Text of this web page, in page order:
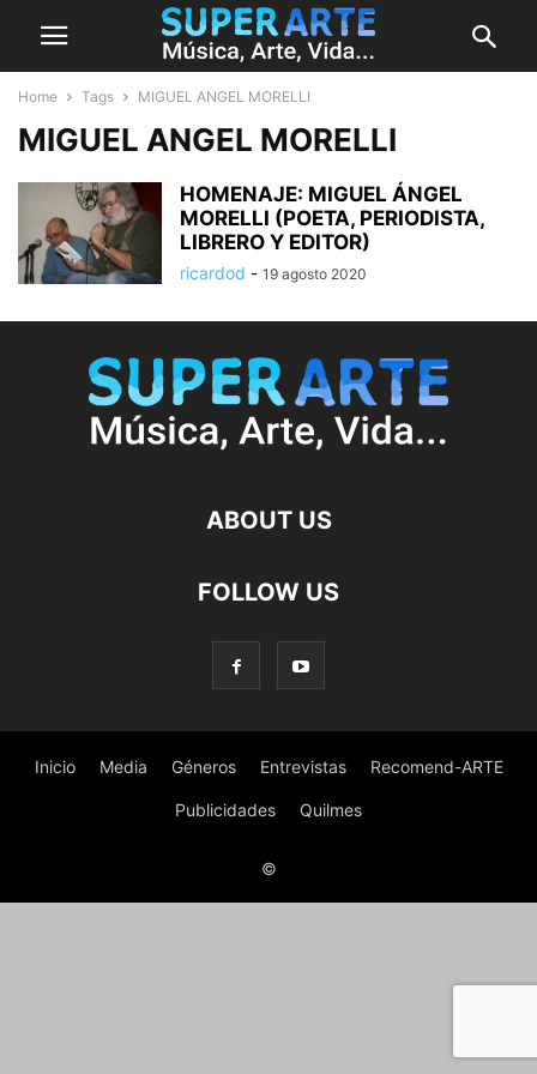
Home Tags MIGUEL ANGEL MORELLI
MIGUEL ANGEL MORELLI
HOMENAJE: MIGUEL ÁNGEL
MORELLI (POETA, PERIODISTA,
ricardod - 19 agosto 2020
ABOUT US
FOLLOW US
Inicio Media Géneros Entrevistas Recomend-ARTE
Publicidades Quilmes
©